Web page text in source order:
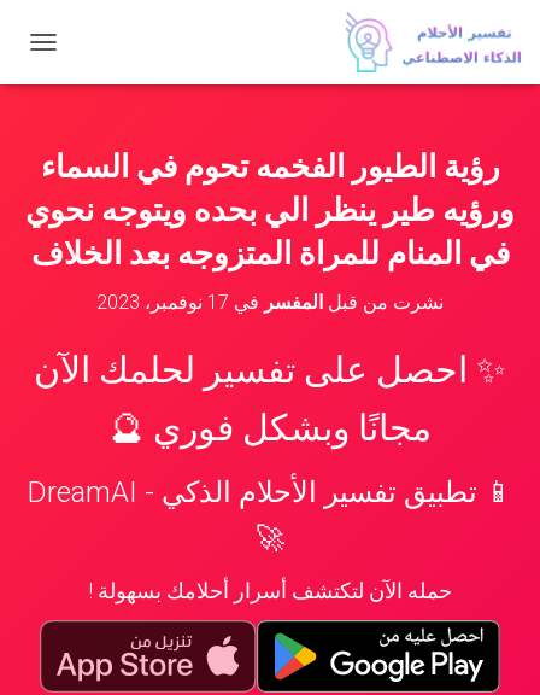
ب
ا
ت
ق
رؤية الطيور الفخمه تحوم في السماء
ورؤيه طير ينظر الي بحده ويتوجه نحوي
في المنام للمراة المتزوجه بعد الخلاف
نشرت من قبل المفسر في 17 نوفمبر، 2023
✨ احصل على تفسير لحلمك الآن
مجانًا وبشكل فوري 🔮
📱 تطبيق تفسير الأحلام الذكي - DreamAI
🚀
حمله الآن لتكتشف أسرار أحلامك بسهولة !